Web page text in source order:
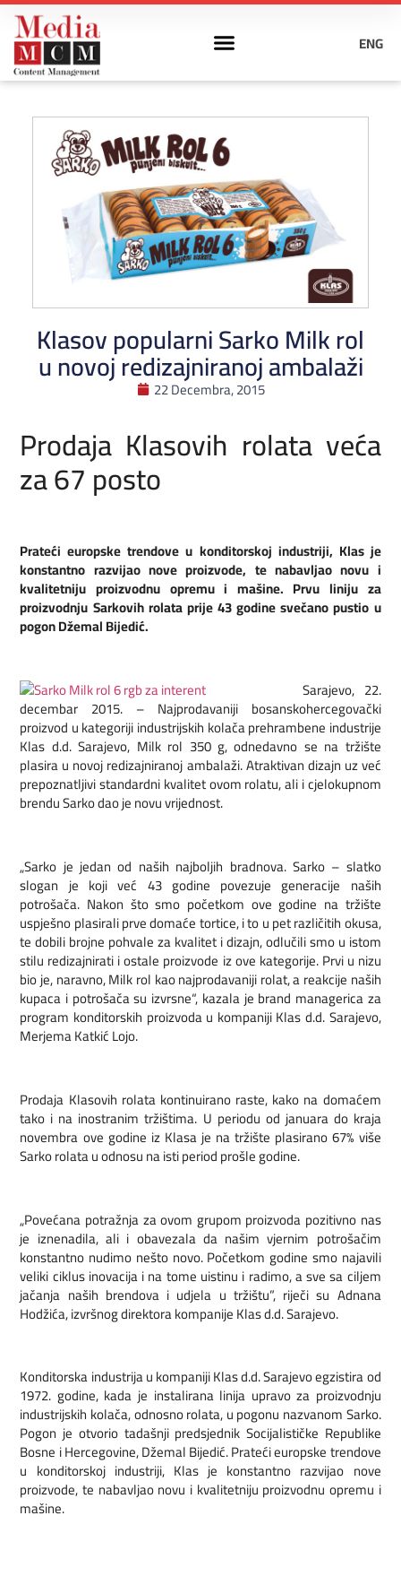
ENG
Klasov popularni Sarko Milk rol
u novoj redizajniranoj ambalaži
22 Decembra, 2015
Prodaja Klasovih rolata veća
za 67 posto
Prateći europske trendove u konditorskoj industriji, Klas je
konstantno razvijao nove proizvode, te nabavljao novu i
kvalitetniju proizvodnu opremu i mašine. Prvu liniju za
proizvodnju Sarkovih rolata prije 43 godine svečano pustio u
pogon Džemal Bijedić.
Sarajevo, 22.
decembar 2015. – Najprodavaniji bosanskohercegovački
proizvod u kategoriji industrijskih kolača prehrambene industrije
Klas d.d. Sarajevo, Milk rol 350 g, odnedavno se na tržište
plasira u novoj redizajniranoj ambalaži. Atraktivan dizajn uz već
prepoznatljivi standardni kvalitet ovom rolatu, ali i cjelokupnom
brendu Sarko dao je novu vrijednost.
„Sarko je jedan od naših najboljih bradnova. Sarko – slatko
slogan je koji već 43 godine povezuje generacije naših
potrošača. Nakon što smo početkom ove godine na tržište
uspješno plasirali prve domaće tortice, i to u pet različitih okusa,
te dobili brojne pohvale za kvalitet i dizajn, odlučili smo u istom
stilu redizajnirati i ostale proizvode iz ove kategorije. Prvi u nizu
bio je, naravno, Milk rol kao najprodavaniji rolat, a reakcije naših
kupaca i potrošača su izvrsne“, kazala je brand managerica za
program konditorskih proizvoda u kompaniji Klas d.d. Sarajevo,
Merjema Katkić Lojo.
Prodaja Klasovih rolata kontinuirano raste, kako na domaćem
tako i na inostranim tržištima. U periodu od januara do kraja
novembra ove godine iz Klasa je na tržište plasirano 67% više
Sarko rolata u odnosu na isti period prošle godine.
„Povećana potražnja za ovom grupom proizvoda pozitivno nas
je iznenadila, ali i obavezala da našim vjernim potrošačim
konstantno nudimo nešto novo. Početkom godine smo najavili
veliki ciklus inovacija i na tome uistinu i radimo, a sve sa ciljem
jačanja naših brendova i udjela u tržištu”, riječi su Adnana
Hodžića, izvršnog direktora kompanije Klas d.d. Sarajevo.
Konditorska industrija u kompaniji Klas d.d. Sarajevo egzistira od
1972. godine, kada je instalirana linija upravo za proizvodnju
industrijskih kolača, odnosno rolata, u pogonu nazvanom Sarko.
Pogon je otvorio tadašnji predsjednik Socijalističke Republike
Bosne i Hercegovine, Džemal Bijedić. Prateći europske trendove
u konditorskoj industriji, Klas je konstantno razvijao nove
proizvode, te nabavljao novu i kvalitetniju proizvodnu opremu i
mašine.